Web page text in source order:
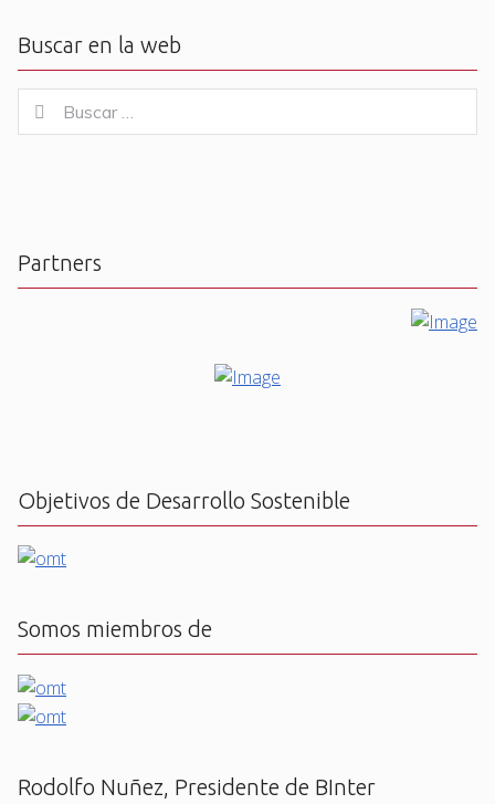
Buscar en la web
for:
Buscar
Partners
Objetivos de Desarrollo Sostenible
Somos miembros de
Rodolfo Nuñez, Presidente de BInter